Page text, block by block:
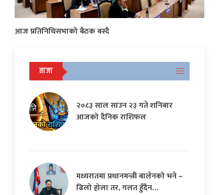
आज प्रतिनिधिसभाको बैठक बस्दै
ताजा
२०८३ साल साउन २३ गते शनिबार
आजको दैनिक राशिफल
मध्यरातमा प्रधानमन्त्री बालेनको भने –
ढिलो होला तर, गलत हुँदैन…